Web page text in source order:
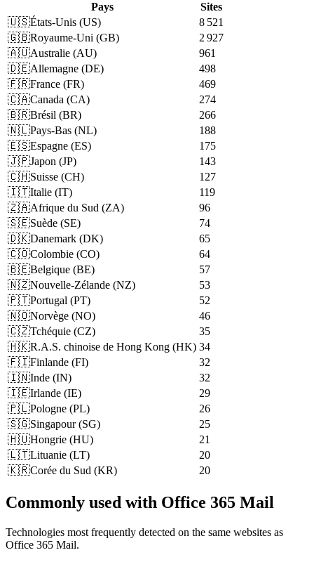
Pays
Sites
🇺🇸États-Unis (US)
8 521
🇬🇧Royaume-Uni (GB)
2 927
🇦🇺Australie (AU)
961
🇩🇪Allemagne (DE)
498
🇫🇷France (FR)
469
🇨🇦Canada (CA)
274
🇧🇷Brésil (BR)
266
🇳🇱Pays-Bas (NL)
188
🇪🇸Espagne (ES)
175
🇯🇵Japon (JP)
143
🇨🇭Suisse (CH)
127
🇮🇹Italie (IT)
119
🇿🇦Afrique du Sud (ZA)
96
🇸🇪Suède (SE)
74
🇩🇰Danemark (DK)
65
🇨🇴Colombie (CO)
64
🇧🇪Belgique (BE)
57
🇳🇿Nouvelle-Zélande (NZ)
53
🇵🇹Portugal (PT)
52
🇳🇴Norvège (NO)
46
🇨🇿Tchéquie (CZ)
35
🇭🇰R.A.S. chinoise de Hong Kong (HK) 34
🇫🇮Finlande (FI)
32
🇮🇳Inde (IN)
32
🇮🇪Irlande (IE)
29
🇵🇱Pologne (PL)
26
🇸🇬Singapour(SG)
25
🇭🇺Hongrie (HU)
21
🇱🇹Lituanie (LT)
20
🇰🇷Corée du Sud (KR) 20
Commonly used with Office 365 Mail
Technologies most frequently detected on the same websites as
Office 365 Mail.